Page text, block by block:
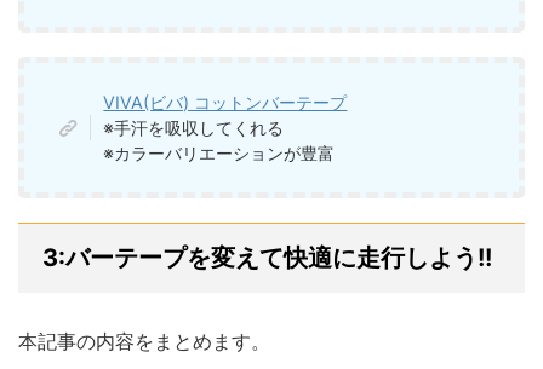
VIVA(ビバ) コットンバーテープ
※手汗を吸収してくれる
※カラーバリエーションが豊富
3:バーテープを変えて快適に走行しよう!!
本記事の内容をまとめます。